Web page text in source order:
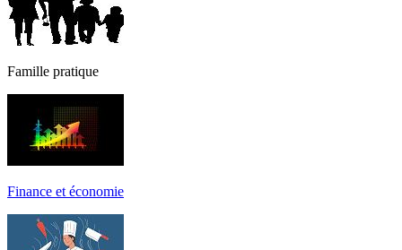
Famille pratique
Finance et économie